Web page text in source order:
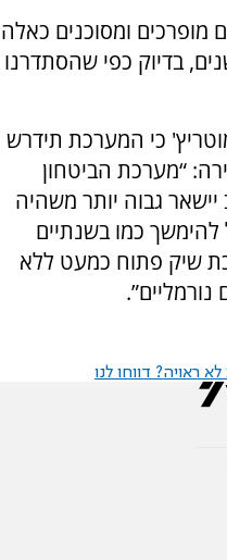
מופרכים ומסוכנים כאלה
מצוין בלעדיו עוד 77 שנים, בדיוק כפי שהסתדרנו
כי המערכת תידרש
“מערכת הביטחון
גבוה יותר משהיה
כמו בשנתיים
שיק פתוח כמעט ללא
ראויה? דווחו לנו